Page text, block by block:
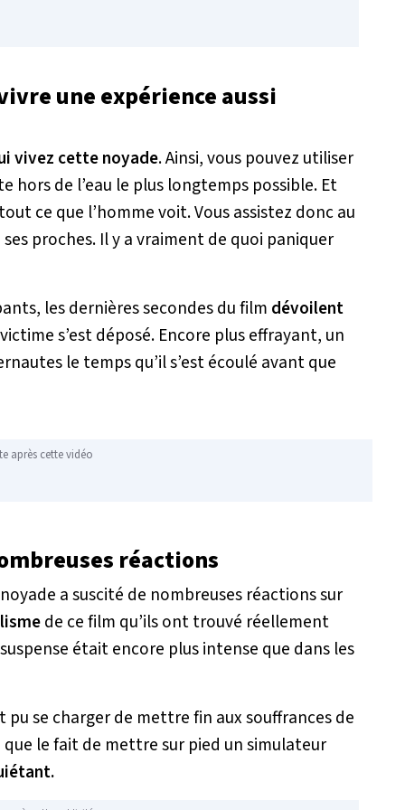
une expérience aussi
vivez cette noyade. Ainsi, vous pouvez utiliser
de l’eau le plus longtemps possible. Et
ce que l’homme voit. Vous assistez donc au
proches. Il y a vraiment de quoi paniquer
les dernières secondes du film dévoilent
s’est déposé. Encore plus effrayant, un
le temps qu’il s’est écoulé avant que
après cette vidéo
réactions
a suscité de nombreuses réactions sur
de ce film qu’ils ont trouvé réellement
était encore plus intense que dans les
pu se charger de mettre fin aux souffrances de
le fait de mettre sur pied un simulateur